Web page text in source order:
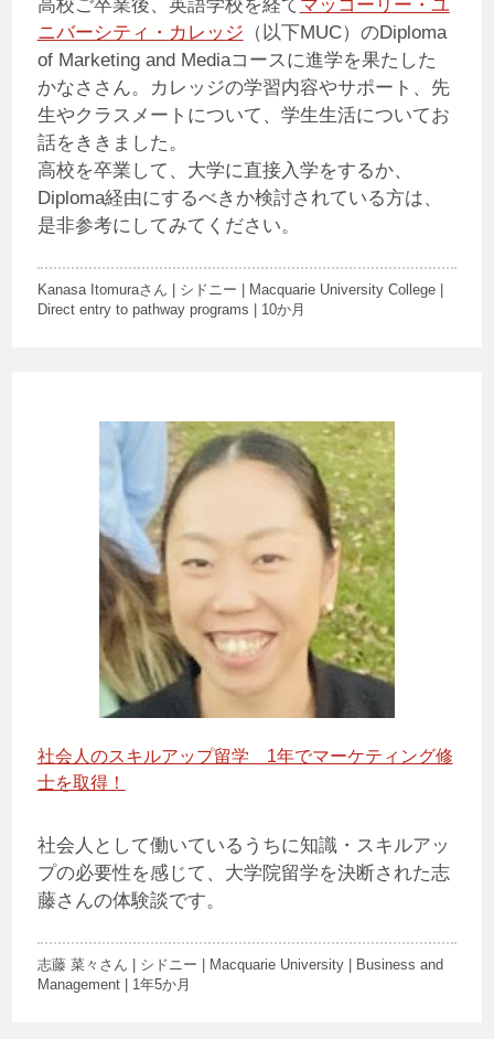
高校ご卒業後、英語学校を経て マッコーリー・ユ
ニバーシティ・カレッジ （以下MUC）のDiploma
of Marketing and Mediaコースに進学を果たした
かなささん。カレッジの学習内容やサポート、先
生やクラスメートについて、学生生活についてお
話をききました。
高校を卒業して、大学に直接入学をするか、
Diploma経由にするべきか検討されている方は、
是非参考にしてみてください。
Kanasa Itomuraさん | シドニー | Macquarie University College |
Direct entry to pathway programs | 10か月
社会人のスキルアップ留学 1年でマーケティング修
士を取得！
社会人として働いているうちに知識・スキルアッ
プの必要性を感じて、大学院留学を決断された志
藤さんの体験談です。
志藤 菜々さん | シドニー | Macquarie University | Business and
Management | 1年5か月